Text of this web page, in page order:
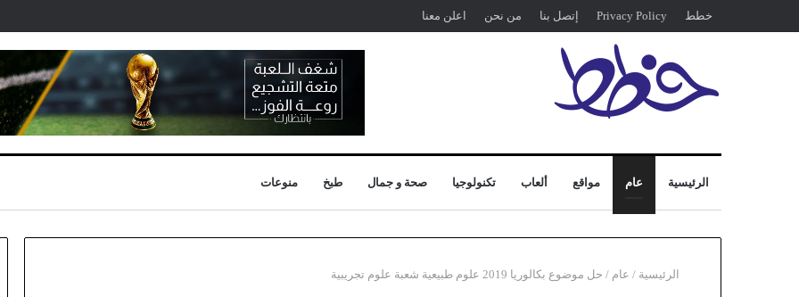
خطط Privacy Policy إتصل بنا من نحن اعلن معنا
الرئيسية عام مواقع ألعاب تكنولوجيا صحة و جمال طبخ منوعات
الرئيسية / عام / حل موضوع بكالوريا 2019 علوم طبيعية شعبة علوم تجريبية